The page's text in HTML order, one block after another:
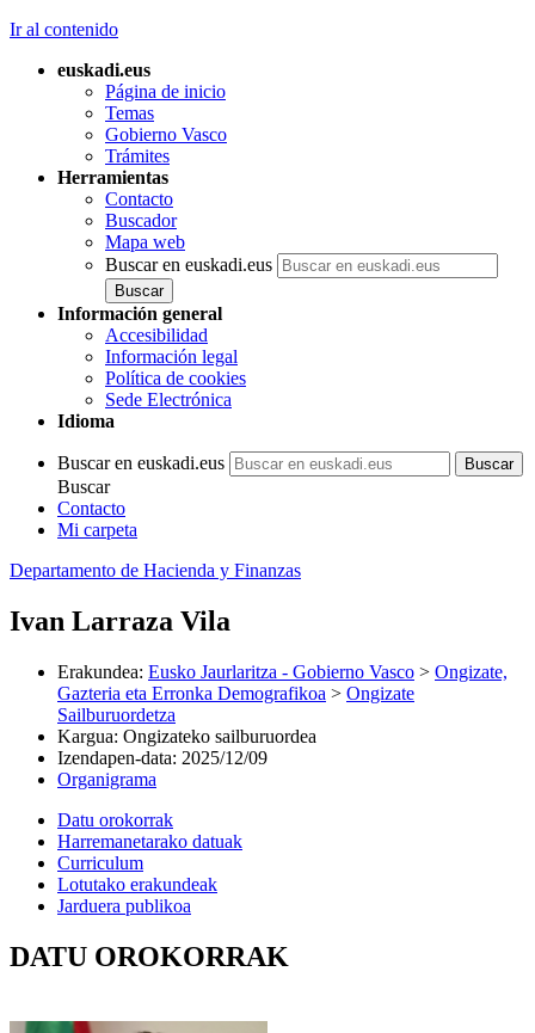
Ir al contenido
euskadi.eus
Página de inicio
Temas
Gobierno Vasco
Trámites
Herramientas
Contacto
Buscador
Mapa web
Buscar en euskadi.eus
Información general
Accesibilidad
Información legal
Política de cookies
Sede Electrónica
Idioma
Buscar en euskadi.eus
Buscar
Contacto
Mi carpeta
Departamento de Hacienda y Finanzas
Ivan Larraza Vila
Erakundea: Eusko Jaurlaritza - Gobierno Vasco > Ongizate,
Gazteria eta Erronka Demografikoa > Ongizate
Sailburuordetza
Kargua: Ongizateko sailburuordea
Izendapen-data: 2025/12/09
Organigrama
Datu orokorrak
Harremanetarako datuak
Curriculum
Lotutako erakundeak
Jarduera publikoa
DATU OROKORRAK